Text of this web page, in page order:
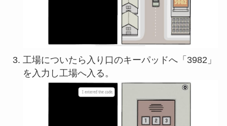
工場についたら入り口のキーパッドへ「3982」
を入力し工場へ入る。